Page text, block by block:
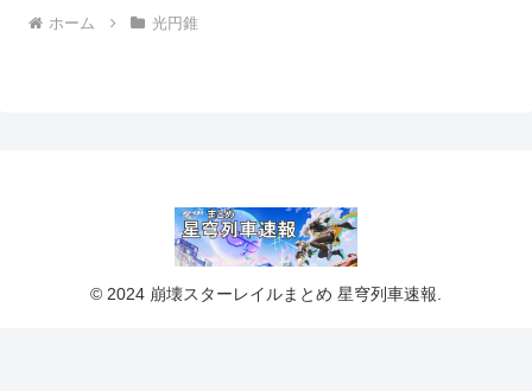
ホーム 光円錐
© 2024 崩壊スターレイルまとめ 星穹列車速報.